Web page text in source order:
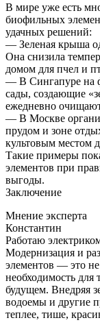
В мире уже есть
биофильных
удачных решений:
— Зеленая крыша
Она снизила
домом для пчел и
— В Сингапуре на
сады, создающие
ежедневно
— В Москве
прудом и зоне
культовым местом
Такие примеры
элементов при
выгоды.
Заключение
Мнение эксперта
Константин
Работаю
Модернизация и
элементов — это
необходимость для
будущем. Внедряя
водоемы и другие
теплее, тише,